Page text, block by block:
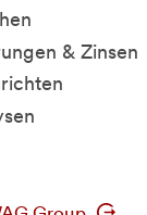
& Zinsen